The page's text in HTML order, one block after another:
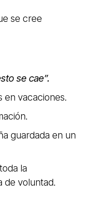
se cree
se cae”.
en vacaciones.
guardada en un
la
de voluntad.